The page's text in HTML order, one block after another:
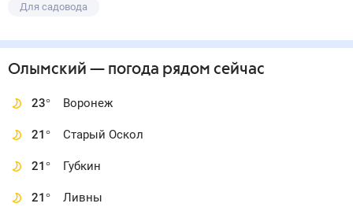
Для садовода
Олымский — погода рядом сейчас
23° Воронеж
21° Старый Оскол
21° Губкин
21° Ливны